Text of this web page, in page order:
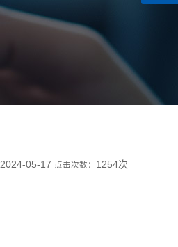
2024-05-17 点击次数： 1254次